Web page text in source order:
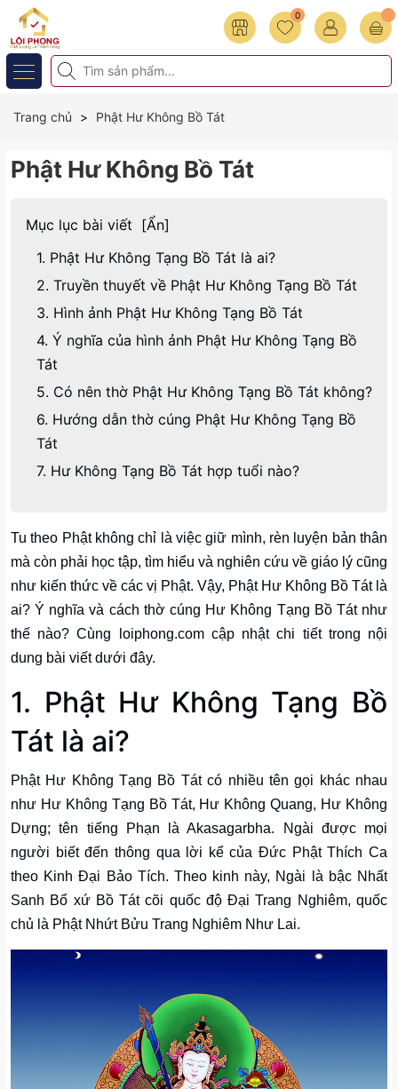
0
Trang chủ Phật Hư Không Bồ Tát
Phật Hư Không Bồ Tát
Mục lục bài viết [Ẩn]
1. Phật Hư Không Tạng Bồ Tát là ai?
2. Truyền thuyết về Phật Hư Không Tạng Bồ Tát
3. Hình ảnh Phật Hư Không Tạng Bồ Tát
4. Ý nghĩa của hình ảnh Phật Hư Không Tạng Bồ
Tát
5. Có nên thờ Phật Hư Không Tạng Bồ Tát không?
6. Hướng dẫn thờ cúng Phật Hư Không Tạng Bồ
Tát
7. Hư Không Tạng Bồ Tát hợp tuổi nào?
Tu theo Phật không chỉ là việc giữ mình, rèn luyện bản thân
mà còn phải học tập, tìm hiểu và nghiên cứu về giáo lý cũng
như kiến thức về các vị Phật. Vậy, Phật Hư Không Bồ Tát là
ai? Ý nghĩa và cách thờ cúng Hư Không Tạng Bồ Tát như
thế nào? Cùng loiphong.com cập nhật chi tiết trong nội
dung bài viết dưới đây.
1. Phật Hư Không Tạng Bồ
Tát là ai?
Phật Hư Không Tạng Bồ Tát có nhiều tên gọi khác nhau
như Hư Không Tạng Bồ Tát, Hư Không Quang, Hư Không
Dựng; tên tiếng Phạn là Akasagarbha. Ngài được mọi
người biết đến thông qua lời kể của Đức Phật Thích Ca
theo Kinh Đại Bảo Tích. Theo kinh này, Ngài là bậc Nhất
Sanh Bổ xứ Bồ Tát cõi quốc độ Đại Trang Nghiêm, quốc
chủ là Phật Nhứt Bửu Trang Nghiêm Như Lai.